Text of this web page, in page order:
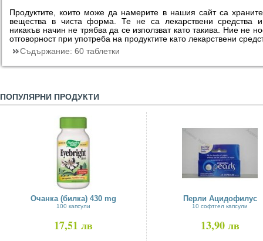
Продуктите, които може да намерите в нашия сайт са
вещества в чиста форма. Те не са лекарствени средства
никакъв начин не трябва да се използват като такива. Ние не
отговорност при употреба на продуктите като лекарствени
Съдържание: 60 таблетки
ПОПУЛЯРНИ ПРОДУКТИ
Очанка (билка) 430 mg
100 капсули
17,51 лв
Перли Ацидофилус
10 софтгел капсули
13,90 лв